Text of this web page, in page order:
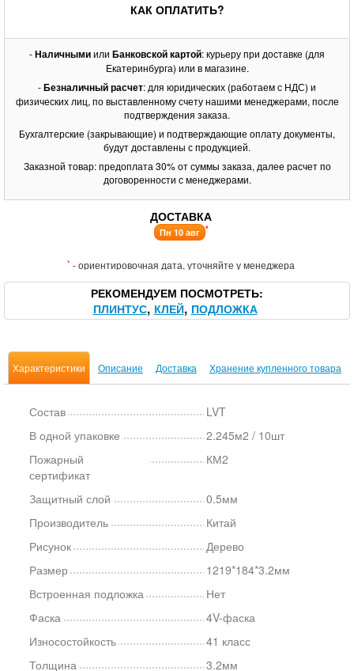
КАК ОПЛАТИТЬ?
-Наличнымиили Банковской картой: курьеру при доставке (для
Екатеринбурга) или в магазине.
-Безналичный расчет: для юридических (работаем с НДС) и
физических лиц, по выставленному счету нашими менеджерами, после
подтверждения заказа.
Бухгалтерские (закрывающие) и подтверждающие оплату документы,
будут доставлены с продукцией.
Заказной товар: предоплата 30% от суммы заказа, далее расчет по
договоренности с менеджерами.
ДОСТАВКА
Пн 10 авг *
* - ориентировочная дата, уточняйте у менеджера
РЕКОМЕНДУЕМ ПОСМОТРЕТЬ
ПЛИНТУС КЛЕЙ ПОДЛОЖКА
Характеристики Описание Доставка Хранение купленного товара
Состав
LVT
В одной упаковке
2.245м2 / 10шт
Пожарный
сертификат
КМ2
Защитный слой
0.5мм
Производитель
Китай
Рисунок
Дерево
Размер
1219*184*3.2мм
Встроенная подложка
Нет
Фаска
4V-фаска
Износостойкость
41 класс
Толщина
3.2мм